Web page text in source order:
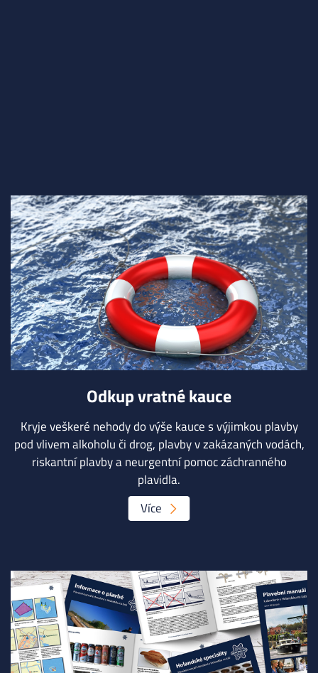
Odkup vratné kauce
Kryje veškeré nehody do výše kauce s výjimkou plavby
pod vlivem alkoholu či drog, plavby v zakázaných vodách,
riskantní plavby a neurgentní pomoc záchranného
plavidla.
Více